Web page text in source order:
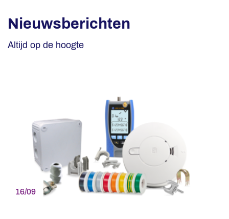
Nieuwsberichten
Altijd op de hoogte
16/09